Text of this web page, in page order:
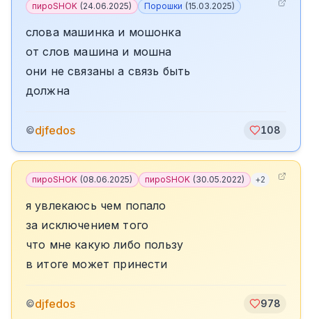
пироSHOK (24.06.2025) Порошки (15.03.2025)
слова машинка и мошонка
от слов машина и мошна
они не связаны а связь быть
должна
©djfedos 108
пироSHOK (08.06.2025) пироSHOK (30.05.2022) +2
я увлекаюсь чем попало
за исключением того
что мне какую либо пользу
в итоге может принести
©djfedos 978